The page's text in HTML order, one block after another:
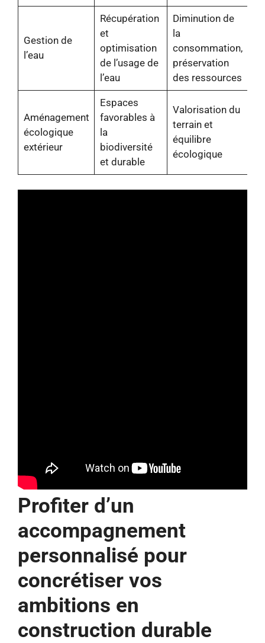
Gestion de
l’eau
Récupération
et
optimisation
de l’usage de
l’eau
Diminution de
la
consommation,
préservation
des ressources
Aménagement
écologique
extérieur
Espaces
favorables à
la
biodiversité
et durable
Valorisation du
terrain et
équilibre
écologique
Profiter d’un
accompagnement
personnalisé pour
concrétiser vos
ambitions en
construction durable